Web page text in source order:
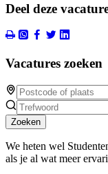
Deel deze
Vacatures zoeken
Zoeken
We heten wel
als je al wat meer